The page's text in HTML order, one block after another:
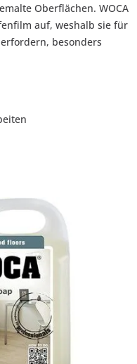
Oberflächen. WOCA
auf, weshalb sie für
besonders